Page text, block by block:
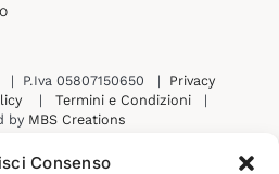
Consenso
| P.Iva 05807150650 | Privacy
| Termini e Condizioni|
by MBS Creations